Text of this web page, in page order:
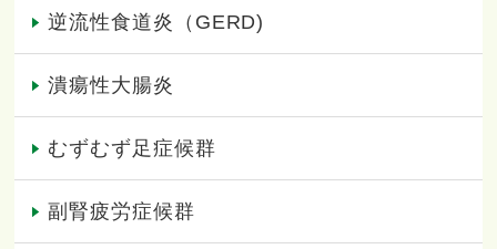
逆流性食道炎（GERD)
潰瘍性大腸炎
むずむず足症候群
副腎疲労症候群